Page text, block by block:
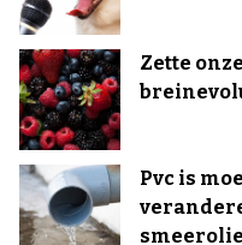
Zette
Pvc is
smeerolie